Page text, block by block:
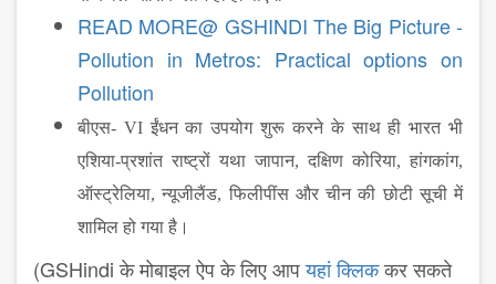
READ MORE@ GSHINDI The Big Picture -
Pollution in Metros: Practical options on
Pollution
बीएस- VI ईंधन का उपयोग शुरू करने के साथ ही भारत भी
एशिया-प्रशांत राष्‍ट्रों यथा जापान, दक्षिण कोरिया, हांगकांग,
ऑस्‍ट्रेलिया,न्‍यूजीलैंड, फिलीपींस और चीन की छोटी सूची में
शामिल हो गया है।
(GSHindi के मोबाइल ऐप के लिए आपयहां क्लिककर सकते